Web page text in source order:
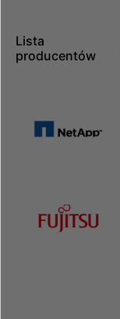
Lista
producentów